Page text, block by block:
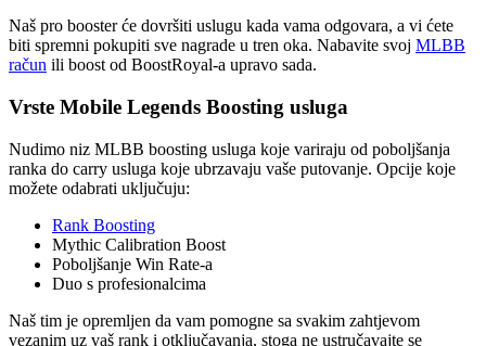
Naš pro booster će dovršiti uslugu kada vama odgovara, a vi ćete
biti spremni pokupiti sve nagrade u tren oka. Nabavite svoj MLBB
račun ili boost od BoostRoyal-a upravo sada.
Vrste Mobile Legends Boosting usluga
Nudimo niz MLBB boosting usluga koje variraju od poboljšanja
ranka do carry usluga koje ubrzavaju vaše putovanje. Opcije koje
možete odabrati uključuju:
Rank Boosting
Mythic Calibration Boost
Poboljšanje Win Rate-a
Duo s profesionalcima
Naš tim je opremljen da vam pomogne sa svakim zahtjevom
vezanim uz vaš rank i otključavanja, stoga ne ustručavajte se